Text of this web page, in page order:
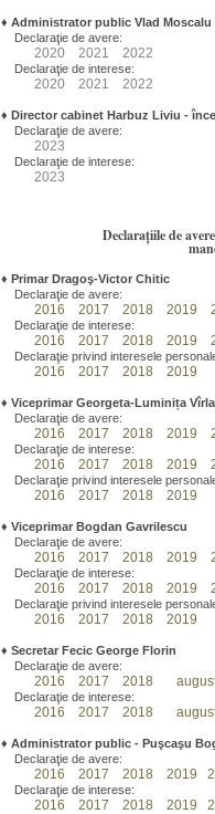
♦ Administrator public Vlad
Declaraţie de avere:
2020 2021 2022
Declaraţie de interese:
2020 2021 2022
♦ Director cabinet Harbuz Liviu -
Declaraţie de avere:
2023
Declaraţie de interese:
2023
Declarațiile de
♦ Primar Dragoş-Victor Chitic
Declaraţie de avere:
2016 2017 2018 2019
Declaraţie de interese:
2016 2017 2018 2019
Declaraţie privind interesele
2016 2017 2018 2019
♦ Viceprimar Georgeta-Luminița
Declaraţie de avere:
2016 2017 2018 2019
Declaraţie de interese:
2016 2017 2018 2019
Declaraţie privind interesele
2016 2017 2018 2019
♦ Viceprimar Bogdan Gavrilescu
Declaraţie de avere:
2016 2017 2018 2019
Declaraţie de interese:
2016 2017 2018 2019
Declaraţie privind interesele
2016 2017 2018 2019
♦ Secretar Fecic George Florin
Declaraţie de avere:
2016 2017 2018
Declaraţie de interese:
2016 2017 2018
♦ Administrator public - Puşcaşu
Declaraţie de avere:
2016 2017 2018 2019
Declaraţie de interese:
2016 2017 2018 2019